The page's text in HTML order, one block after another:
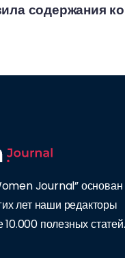
содержания
Journal” основан
лет наши редакторы
полезных статей.